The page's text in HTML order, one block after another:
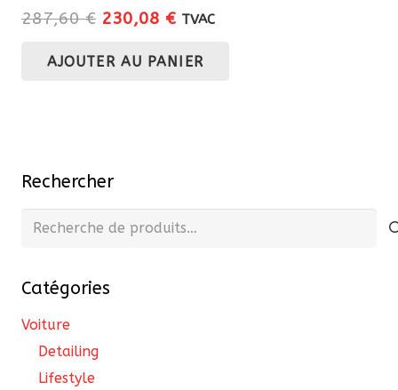
287,60€ Le
initial
230,08 €Le
actuel
TVAC
AJOUTER AU PANIER
Rechercher
Recherche
Catégories
Voiture
Detailing
Lifestyle